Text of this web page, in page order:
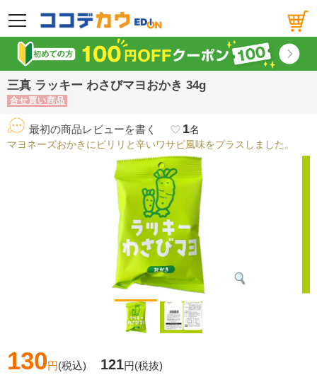
メニュー
三真 ラッキー わさびマヨおかき 34g
合せ買い商品
最初の商品レビューを書く favorite_border 1名
マヨネーズおかきにピリリと辛いワサビ風味をプラスしました。
130円(税込) 121円(税抜)